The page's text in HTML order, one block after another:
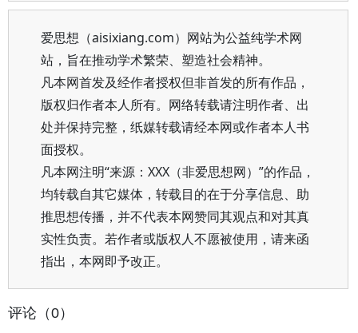
爱思想（aisixiang.com）网站为公益纯学术网
站，旨在推动学术繁荣、塑造社会精神。
凡本网首发及经作者授权但非首发的所有作品，
版权归作者本人所有。网络转载请注明作者、出
处并保持完整，纸媒转载请经本网或作者本人书
面授权。
凡本网注明“来源：XXX（非爱思想网）”的作品，
均转载自其它媒体，转载目的在于分享信息、助
推思想传播，并不代表本网赞同其观点和对其真
实性负责。若作者或版权人不愿被使用，请来函
指出，本网即予改正。
评论（0）